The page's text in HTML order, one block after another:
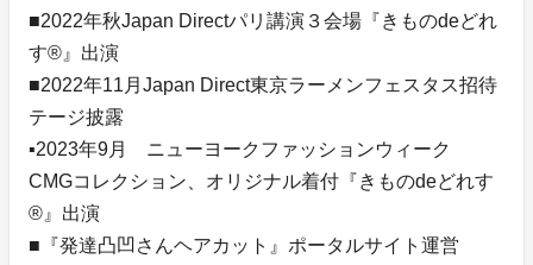
■2022年秋Japan Directパリ講演３会場『きものdeどれ
す®︎』出演
■2022年11月Japan Direct東京ラーメンフェスタス招待
テージ披露
▪️2023年9月 ニューヨークファッションウィーク
CMGコレクション、オリジナル着付『きものdeどれす
®︎』出演
■『発達凸凹さんヘアカット』ポータルサイト運営